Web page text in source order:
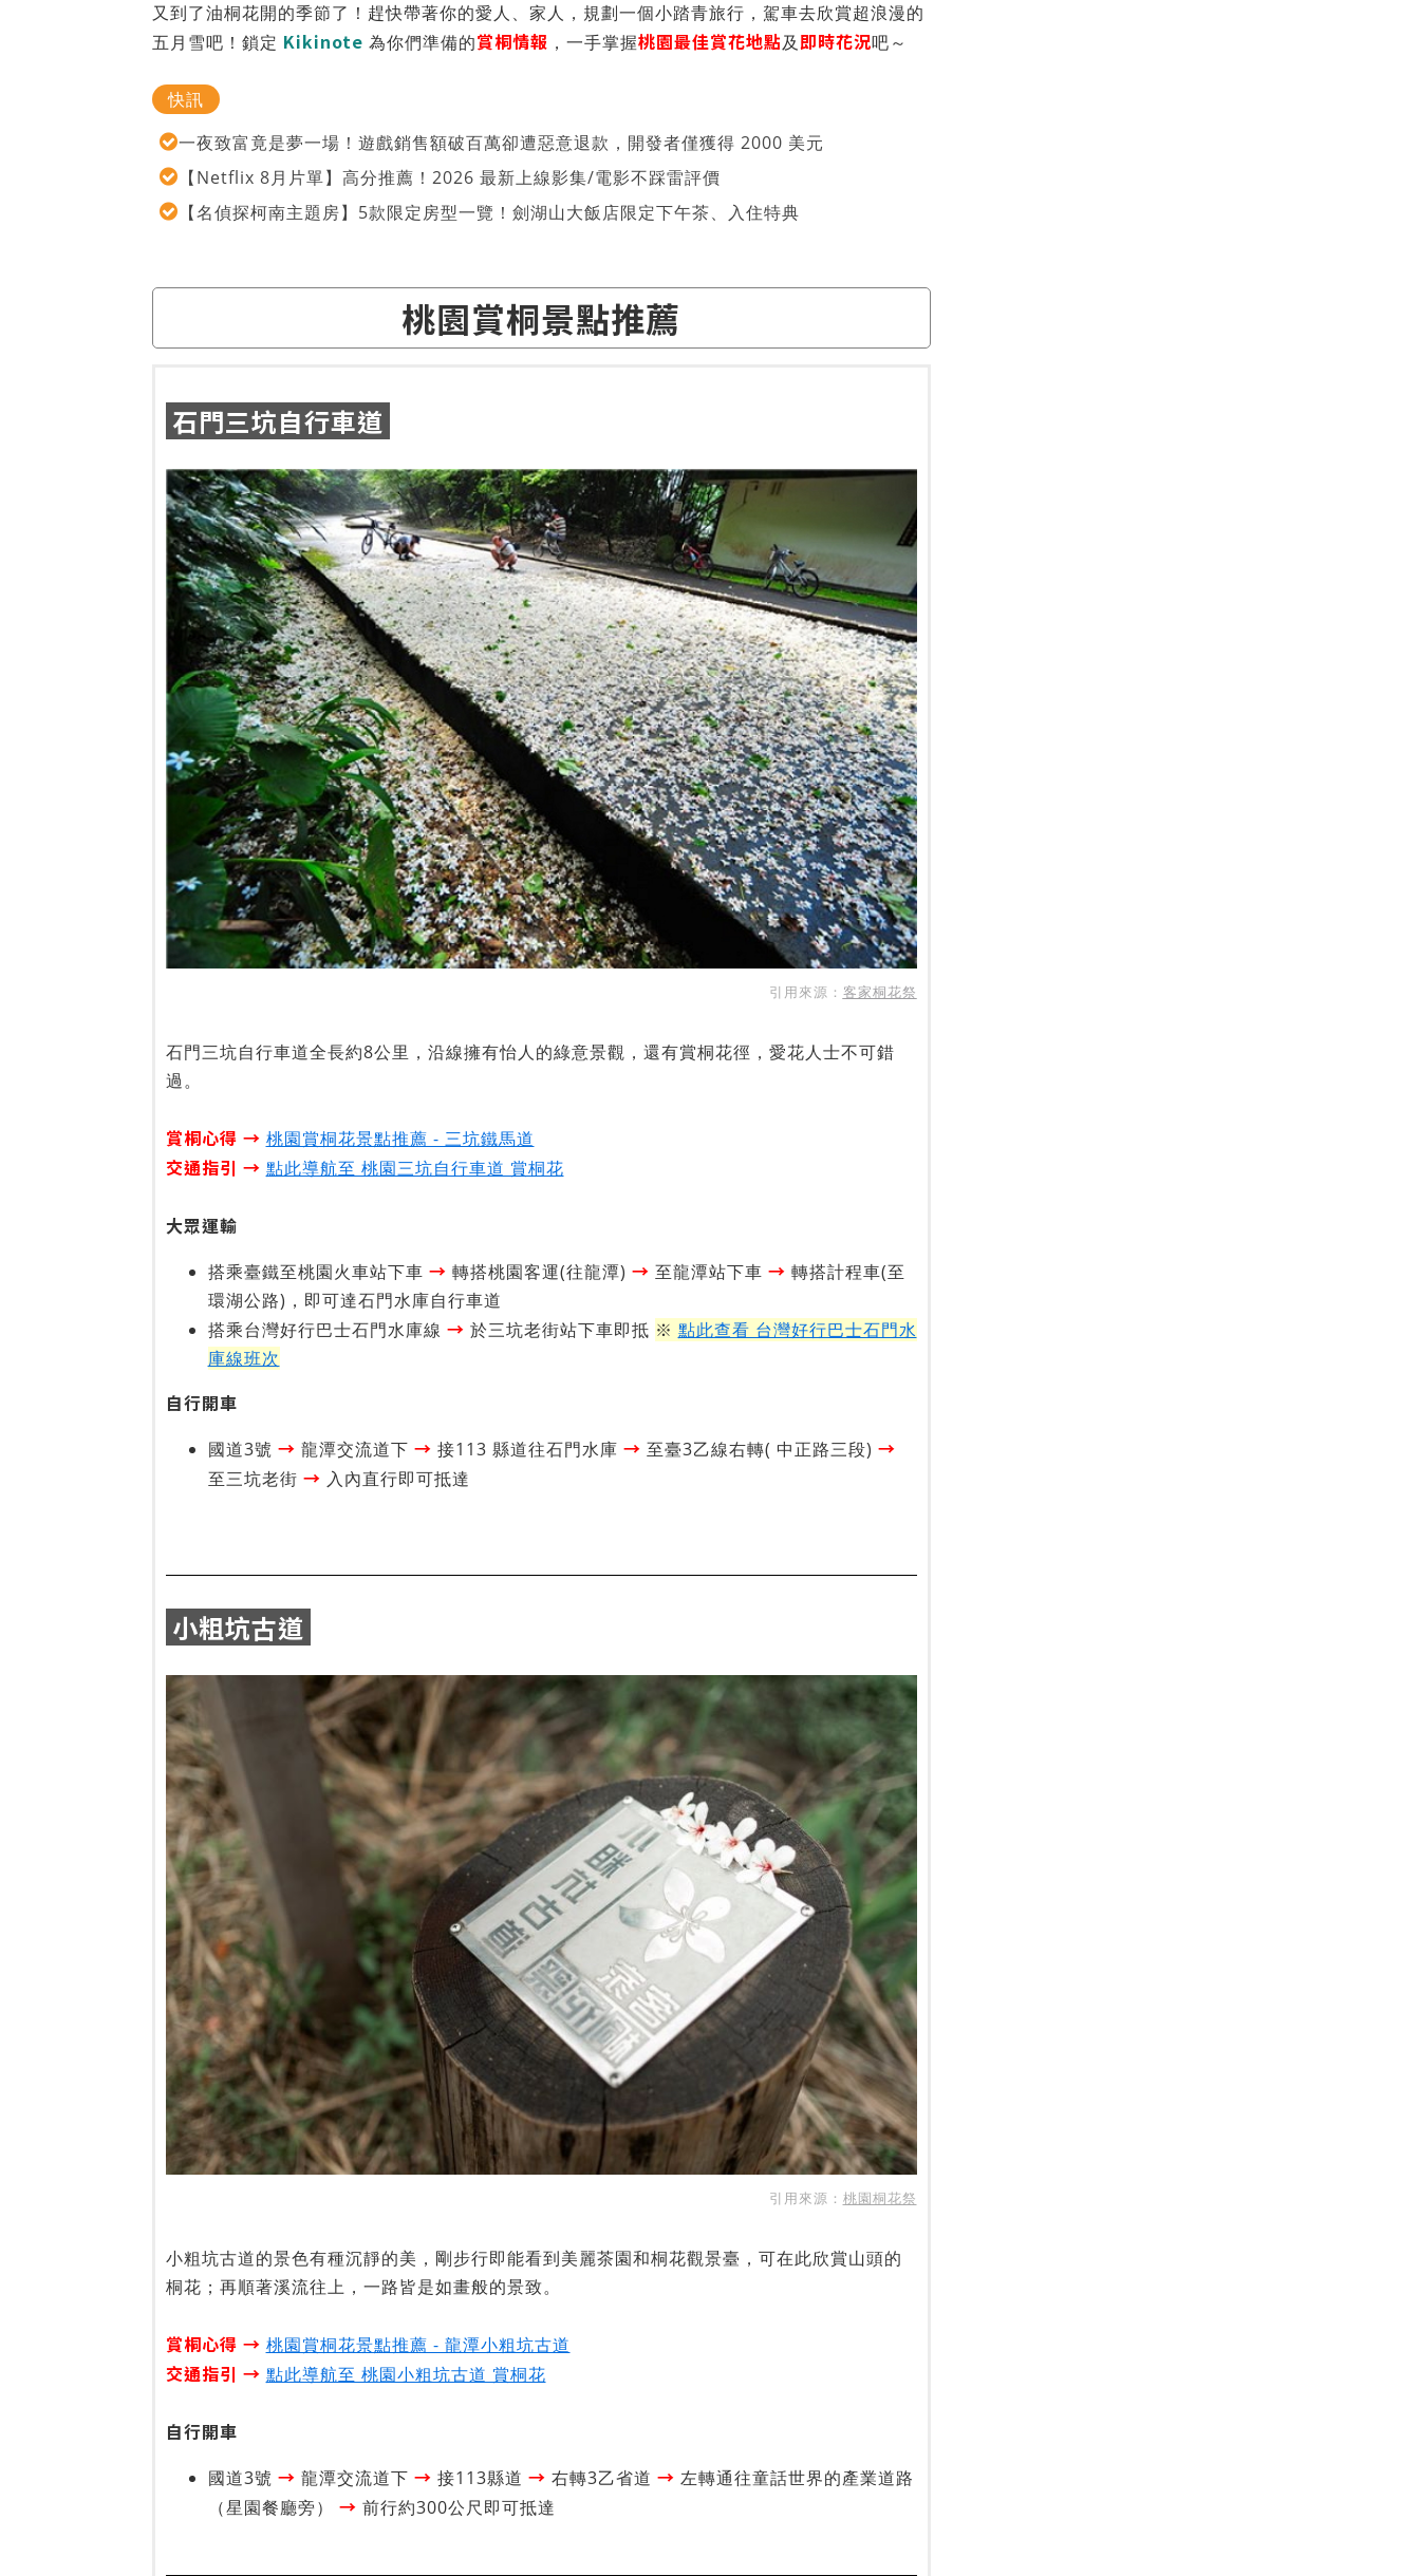
又到了油桐花開的季節了！趕快帶著你的愛人、家人，規劃一個小踏青旅行，駕車去欣賞超浪漫的
五月雪吧！鎖定 Kikinote 為你們準備的賞桐情報 ，一手掌握桃園最佳賞花地點及即時花況吧～
快訊
一夜致富竟是夢一場！遊戲銷售額破百萬卻遭惡意退款，開發者僅獲得 2000 美元
【Netflix 8月片單】高分推薦！2026 最新上線影集/電影不踩雷評價
【名偵探柯南主題房】5款限定房型一覽！劍湖山大飯店限定下午茶、入住特典
桃園賞桐景點推薦
石門三坑自行車道
引用來源： 客家桐花祭
石門三坑自行車道全長約8公里，沿線擁有怡人的綠意景觀，還有賞桐花徑，愛花人士不可錯
過。
賞桐心得 → 桃園賞桐花景點推薦 - 三坑鐵馬道
交通指引 → 點此導航至 桃園三坑自行車道 賞桐花
大眾運輸
搭乘臺鐵至桃園火車站下車 → 轉搭桃園客運(往龍潭) → 至龍潭站下車 → 轉搭計程車(至
環湖公路)，即可達石門水庫自行車道
搭乘台灣好行巴士石門水庫線 → 於三坑老街站下車即抵 ※ 點此查看 台灣好行巴士石門水
庫線班次
自行開車
國道3號 → 龍潭交流道下 → 接113 縣道往石門水庫 → 至臺3乙線右轉( 中正路三段) →
至三坑老街 → 入內直行即可抵達​
小粗坑古道
引用來源： 桃園桐花祭
小粗坑古道的景色有種沉靜的美，剛步行即能看到美麗茶園和桐花觀景臺，可在此欣賞山頭的
桐花；再順著溪流往上，一路皆是如畫般的景致。
賞桐心得 → 桃園賞桐花景點推薦 - 龍潭小粗坑古道
交通指引 → 點此導航至 桃園小粗坑古道 賞桐花
自行開車
國道3號 → 龍潭交流道下 → 接113縣道 → 右轉3乙省道 → 左轉通往童話世界的產業道路
（星園餐廳旁） → 前行約300公尺即可抵達